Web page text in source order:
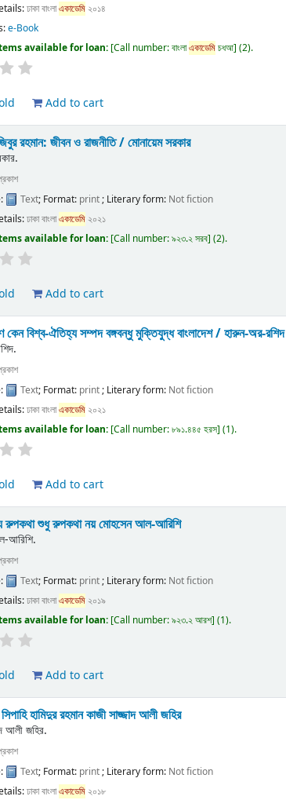
ঢাকাবাংলাএকাডেমি ২০১৪
e-Book
available for loan: Call number:বাংলাএকাডেমিচধআ (2).
Add to cart
রহমান: জীবন ও রাজনীতি /মোনায়েম সরকার
Text; Format: print ; Literary form: Not fiction
ঢাকাবাংলাএকাডেমি ২০২১
available for loan: Call number:৯২৩.২ সরব (2).
Add to cart
কেন বিশ্ব-ঐতিহ্য সম্পদ বঙ্গবন্ধু মুক্তিযুদ্ধ বাংলাদেশ /হারুন-অর-রশিদ
Text; Format: print; Literary form: Not fiction
ঢাকাবাংলাএকাডেমি ২০২১
available for loan: Call number:৮৯১.৪৪৫ হরস (1).
Add to cart
রুপকথা শুধু রুপকথা নয়মোহসেন আল-আরিশি
আরিশি.
Text; Format: print ; Literary form: Not fiction
ঢাকাবাংলাএকাডেমি ২০১৯
available for loan: Call number:৯২৩.২ আরশ (1).
Add to cart
হামিদুর রহমানকাজী সাজ্জাদ আলী জহির
আলী জহির.
Text; Format: print; Literary form: Not fiction
ঢাকাবাংলাএকাডেমি ২০১৮